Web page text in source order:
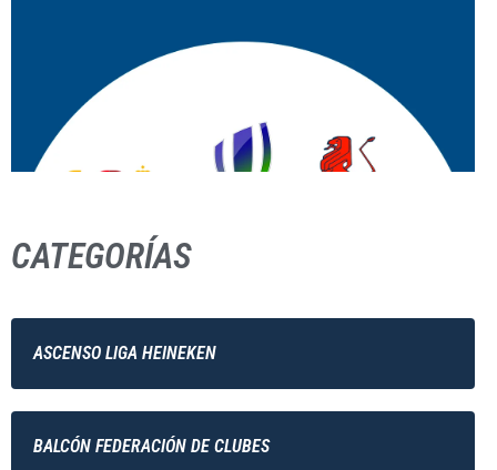
CATEGORÍAS
ASCENSO LIGA HEINEKEN
BALCÓN FEDERACIÓN DE CLUBES